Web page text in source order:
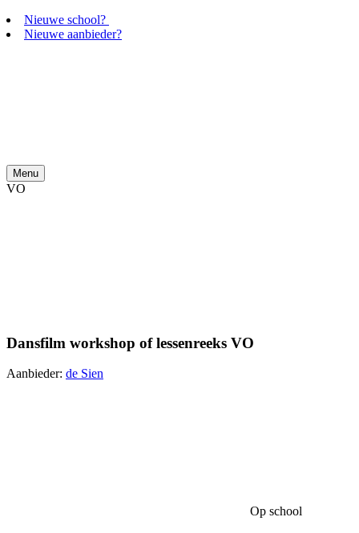
Nieuwe school?
Nieuwe aanbieder?
Menu
VO
Dansfilm workshop of lessenreeks VO
Aanbieder: de Sien
Op school